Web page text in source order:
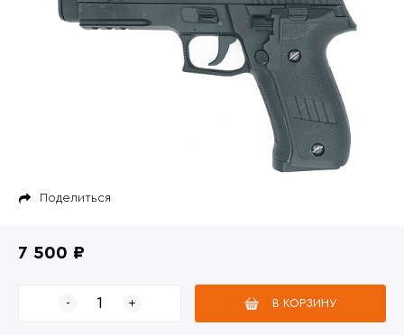
Поделиться
7 500 ₽
В КОРЗИНУ